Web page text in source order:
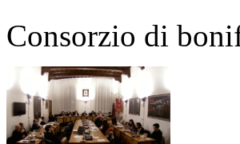
Consorzio di